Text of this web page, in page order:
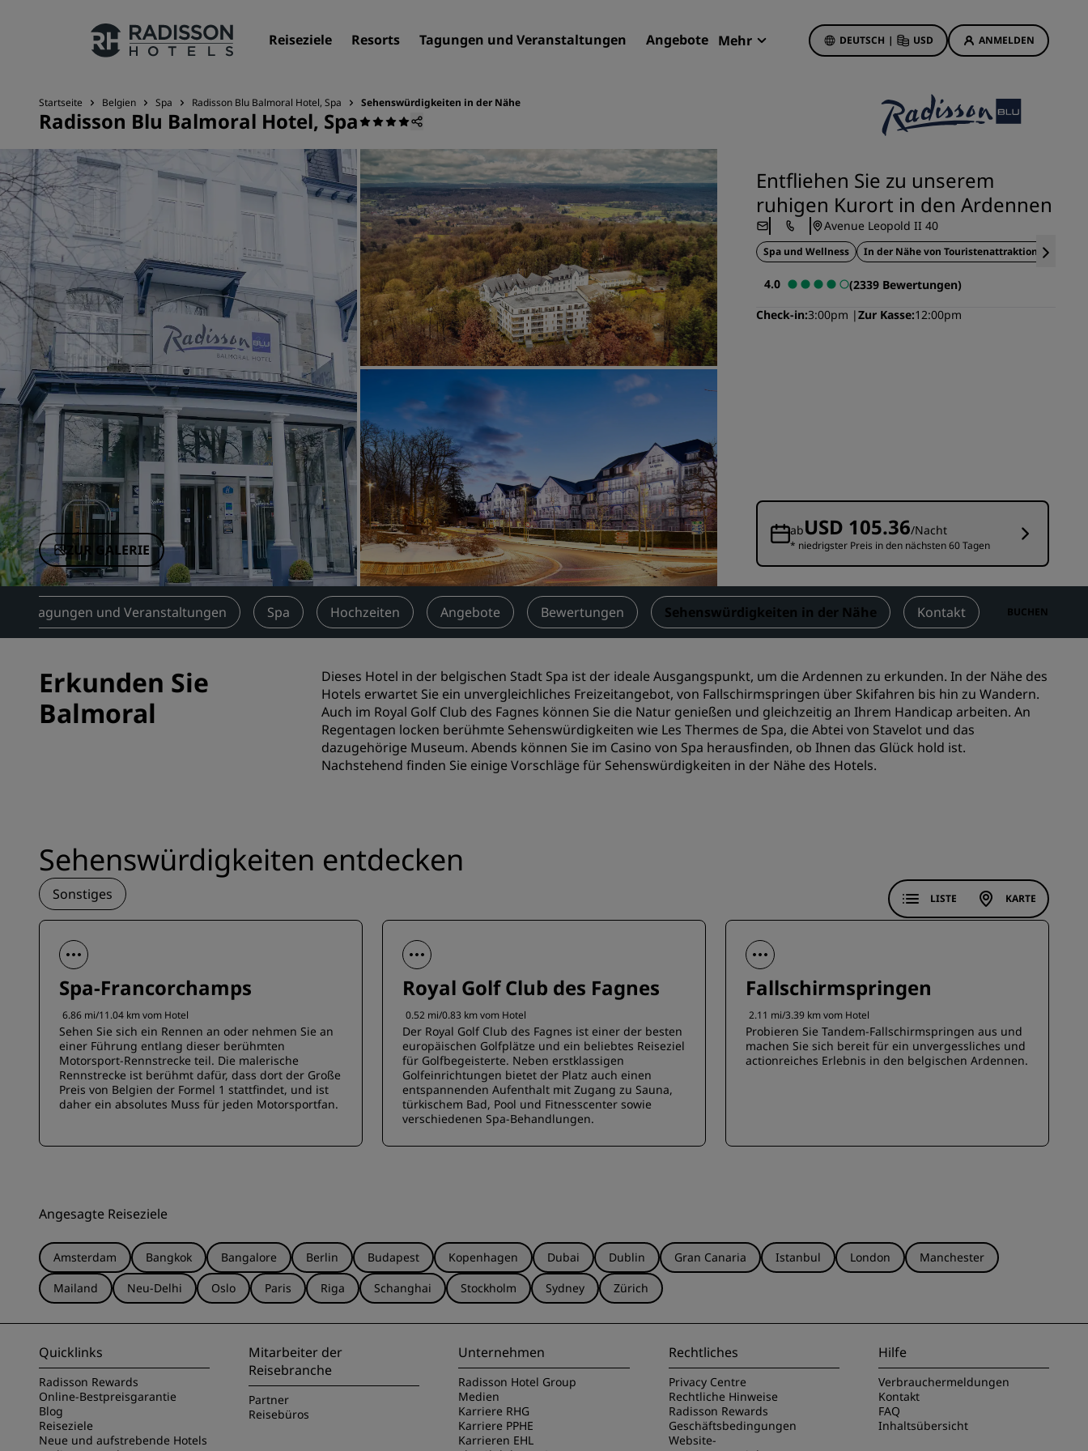
Reiseziele Resorts Tagungen und Veranstaltungen Angebote Mehr DEUTSCH | USD ANMELDEN
Unsere Marken
Marken von Radisson Hotels
Verbundene Marken in China
Reiseziele
Resorts
Serviced Apartments
Flughafenhotels
Neue und geplante Hotels
Tagungen und
Veranstaltungen
Entdecken Sie Radisson Meetings
Einen Meetingraum buchen
Fordern Sie ein Angebot an
Branchenlösungen
Flüge suchen
Flüge suchen
Restaurants
Nach einem Restaurant suchen
Radisson Hotels App
Hotelangebote
Bonus für die erste Buchung
Deals of the Day
Im Voraus buchen
Unsere Angebote anzeigen
Besuchen Sie unseren Blog
Radisson Rewards
Entdecken Sie Radisson Rewards
Vorteile
So verwenden Sie Punkte
Bookers and Planners
REGISTRIEREN
Startseite Belgien Spa Radisson Blu Balmoral Hotel, Spa Sehenswürdigkeiten in der Nähe
Radisson Blu Balmoral Hotel, Spa
ZUR GALERIE
Entfliehen Sie zu unserem
ruhigen Kurort in den Ardennen
Avenue Leopold II 40
Spa und Wellness In der Nähe von Touristenattraktionen
4.0
(2339 Bewertungen)
Check-in 3:00pm Zur Kasse 12:00pm
abUSD 105.36/Nacht
* niedrigster Preis in den nächsten 60 Tagen
Tagungen und Veranstaltungen Spa Hochzeiten Angebote Bewertungen Sehenswürdigkeiten in der Nähe Kontakt BUCHEN
Erkunden Sie
Balmoral
Dieses Hotel in der belgischen Stadt Spa ist der ideale Ausgangspunkt, um die Ardennen zu erkunden. In der Nähe des
Hotels erwartet Sie ein unvergleichliches Freizeitangebot, von Fallschirmspringen über Skifahren bis hin zu Wandern.
Auch im Royal Golf Club des Fagnes können Sie die Natur genießen und gleichzeitig an Ihrem Handicap arbeiten. An
Regentagen locken berühmte Sehenswürdigkeiten wie Les Thermes de Spa, die Abtei von Stavelot und das
dazugehörige Museum. Abends können Sie im Casino von Spa herausfinden, ob Ihnen das Glück hold ist.
Nachstehend finden Sie einige Vorschläge für Sehenswürdigkeiten in der Nähe des Hotels.
Sehenswürdigkeiten entdecken
Sonstiges LISTE KARTE
Spa-Francorchamps
6.86 mi/11.04 km vom Hotel
Sehen Sie sich ein Rennen an oder nehmen Sie an
einer Führung entlang dieser berühmten
Motorsport-Rennstrecke teil. Die malerische
Rennstrecke ist berühmt dafür, dass dort der Große
Preis von Belgien der Formel 1 stattfindet, und ist
daher ein absolutes Muss für jeden Motorsportfan.
Royal Golf Club des Fagnes
0.52 mi/0.83 km vom Hotel
Der Royal Golf Club des Fagnes ist einer der besten
europäischen Golfplätze und ein beliebtes Reiseziel
für Golfbegeisterte. Neben erstklassigen
Golfeinrichtungen bietet der Platz auch einen
entspannenden Aufenthalt mit Zugang zu Sauna,
türkischem Bad, Pool und Fitnesscenter sowie
verschiedenen Spa-Behandlungen.
Fallschirmspringen
2.11 mi/3.39 km vom Hotel
Probieren Sie Tandem-Fallschirmspringen aus und
machen Sie sich bereit für ein unvergessliches und
actionreiches Erlebnis in den belgischen Ardennen.
Angesagte Reiseziele
Amsterdam Bangkok Bangalore Berlin Budapest Kopenhagen Dubai Dublin Gran Canaria Istanbul London
Manchester
Mailand
Neu-Delhi Oslo Paris Riga Schanghai Stockholm Sydney Zürich
Quicklinks
Radisson Rewards
Online-Bestpreisgarantie
Blog
Reiseziele
Neue und aufstrebende Hotels
Mitarbeiter der
Reisebranche
Partner
Reisebüros
Unternehmen
Radisson Hotel Group
Medien
Karriere RHG
Karriere PPHE
Karrieren EHL
Rechtliches
Privacy Centre
Rechtliche Hinweise
Radisson Rewards
Geschäftsbedingungen
Website-
Hilfe
Verbrauchermeldungen
Kontakt
FAQ
Inhaltsübersicht